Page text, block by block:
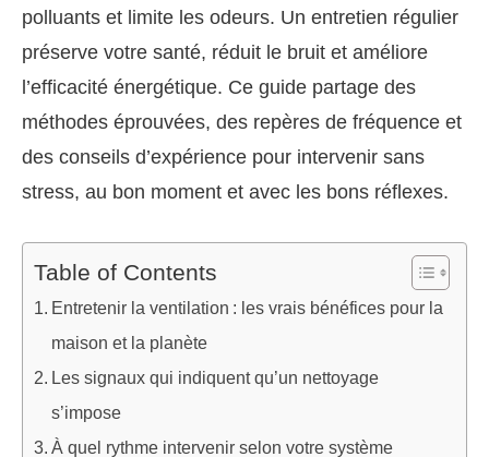
polluants et limite les odeurs. Un entretien régulier
préserve votre santé, réduit le bruit et améliore
l’efficacité énergétique. Ce guide partage des
méthodes éprouvées, des repères de fréquence et
des conseils d’expérience pour intervenir sans
stress, au bon moment et avec les bons réflexes.
Table of Contents
Entretenir la ventilation : les vrais bénéfices pour la
maison et la planète
Les signaux qui indiquent qu’un nettoyage
s’impose
À quel rythme intervenir selon votre système